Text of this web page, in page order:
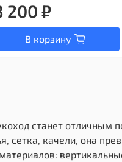
200 ₽
В корзину
станет отличным
сетка, качели, она